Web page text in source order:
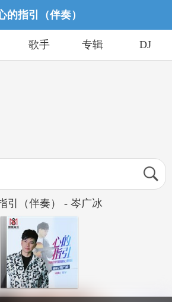
的指引（伴奏）
歌手 专辑 DJ
引（伴奏） - 岑广冰